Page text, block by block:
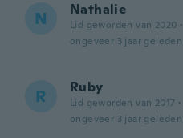
N Nathalie
Lid geworden van 2020 ·
ongeveer 3 jaar geleden
R Ruby
Lid geworden van 2017 ·
ongeveer 3 jaar geleden